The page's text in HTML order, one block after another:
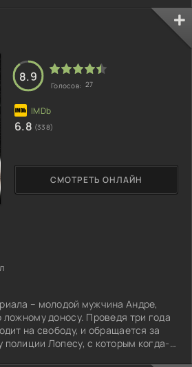
– молодой мужчина Андре,
ложному доносу. Проведя три года
на свободу, и обращается за
Лопесу, с которым когда-
СМОТРЕТЬ ОНЛАЙН
8.9
Голосов: 27
6.8 (338)